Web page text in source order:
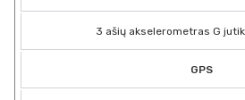
3 ašių akselerometras G
GPS